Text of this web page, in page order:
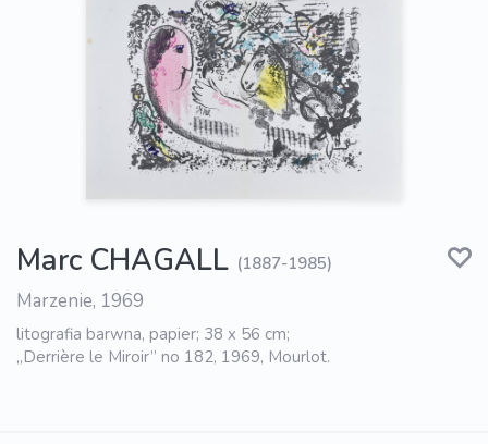
Marc CHAGALL (1887-1985)
Marzenie, 1969
litografia barwna, papier; 38 x 56 cm;
„Derrière le Miroir” no 182, 1969, Mourlot.